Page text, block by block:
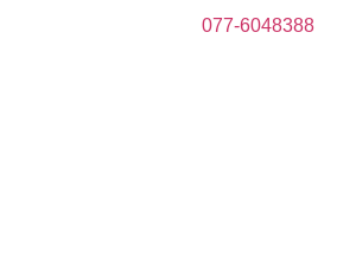
077-6048388